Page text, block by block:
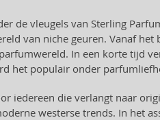
de vleugels van Sterling
van niche geuren. Vanaf het
In een korte tijd
het populair onder
iedereen die verlangt naar
westerse trends. In het